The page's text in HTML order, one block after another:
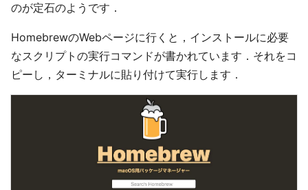
のが定石のようです．
HomebrewのWebページに行くと，インストールに必要
なスクリプトの実行コマンドが書かれています．それをコ
ピーし，ターミナルに貼り付けて実行します．